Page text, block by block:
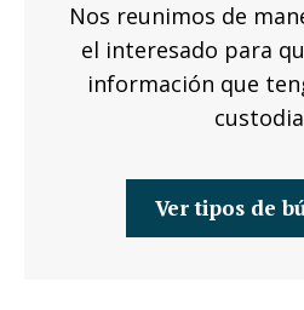
Nos reunimos de
el interesado para
información que
Ver tipos de